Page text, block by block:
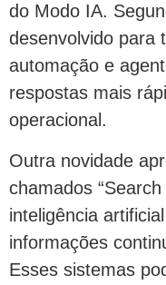
do Modo IA.
desenvolvido para
automação e
respostas mais
operacional.
Outra novidade
chamados
inteligência
informações
Esses sistemas